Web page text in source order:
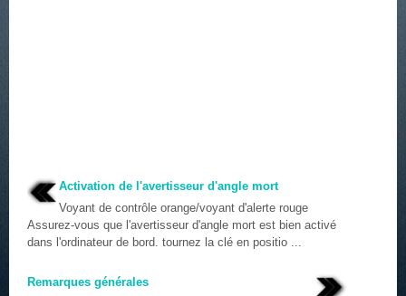
Activation de l'avertisseur d'angle mort
Voyant de contrôle orange/voyant d'alerte rouge
Assurez-vous que l'avertisseur d'angle mort est bien activé
dans l'ordinateur de bord. tournez la clé en positio ...
Remarques générales